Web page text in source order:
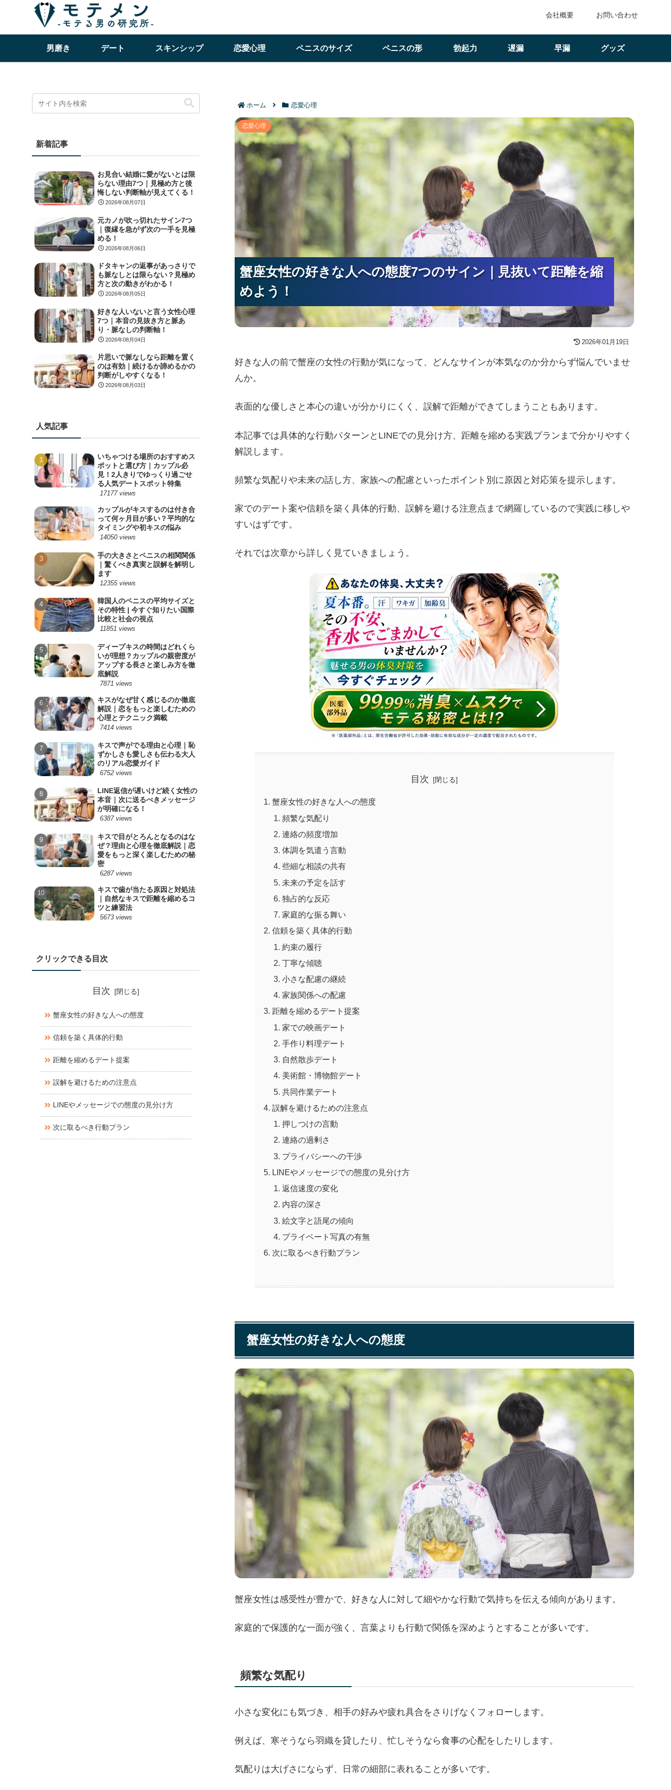
会社概要 お問い合わせ
男磨き デート スキンシップ 恋愛心理 ペニスのサイズ ペニスの形 勃起力 遅漏 早漏 グッズ
ホーム 恋愛心理
蟹座女性の好きな人への態度7つのサイン｜見抜いて距離を縮めよう！
蟹座女性の好きな人への態度7つのサイン｜見抜いて距離を縮
めよう！
蟹座女性の好きな人への態度7つのサイン｜見抜いて距離を縮
めよう！
蟹座女性の好きな人への態度7つのサイン｜見抜いて距離を縮
めよう！
恋愛心理
2026年01月19日
好きな人の前で蟹座の女性の行動が気になって、どんなサインが本気なのか分からず悩んでいませ
んか。
表面的な優しさと本心の違いが分かりにくく、誤解で距離ができてしまうこともあります。
本記事では具体的な行動パターンとLINEでの見分け方、距離を縮める実践プランまで分かりやすく
解説します。
頻繁な気配りや未来の話し方、家族への配慮といったポイント別に原因と対応策を提示します。
家でのデート案や信頼を築く具体的行動、誤解を避ける注意点まで網羅しているので実践に移しや
すいはずです。
それでは次章から詳しく見ていきましょう。
目次
蟹座女性の好きな人への態度
頻繁な気配り
連絡の頻度増加
体調を気遣う言動
些細な相談の共有
未来の予定を話す
独占的な反応
家庭的な振る舞い
信頼を築く具体的行動
約束の履行
丁寧な傾聴
小さな配慮の継続
家族関係への配慮
距離を縮めるデート提案
家での映画デート
手作り料理デート
自然散歩デート
美術館・博物館デート
共同作業デート
誤解を避けるための注意点
押しつけの言動
連絡の過剰さ
プライバシーへの干渉
LINEやメッセージでの態度の見分け方
返信速度の変化
内容の深さ
絵文字と語尾の傾向
プライベート写真の有無
次に取るべき行動プラン
蟹座女性の好きな人への態度
蟹座女性は感受性が豊かで、好きな人に対して細やかな行動で気持ちを伝える傾向があります。
家庭的で保護的な一面が強く、言葉よりも行動で関係を深めようとすることが多いです。
頻繁な気配り
小さな変化にも気づき、相手の好みや疲れ具合をさりげなくフォローします。
例えば、寒そうなら羽織を貸したり、忙しそうなら食事の心配をしたりします。
気配りは大げさにならず、日常の細部に表れることが多いです。
新着記事
お見合い結婚に愛がないとは限
らない理由7つ｜見極め方と後
悔しない判断軸が見えてくる！
2026年08月07日
元カノが吹っ切れたサイン7つ
｜復縁を急がず次の一手を見極
める！
2026年08月06日
ドタキャンの返事があっさりで
も脈なしとは限らない？見極め
方と次の動きがわかる！
2026年08月05日
好きな人いないと言う女性心理
7つ｜本音の見抜き方と脈あ
り・脈なしの判断軸！
2026年08月04日
片思いで脈なしなら距離を置く
のは有効｜続けるか諦めるかの
判断がしやすくなる！
2026年08月03日
人気記事
いちゃつける場所のおすすめス
ポットと選び方｜カップル必
見！2人きりでゆっくり過ごせ
る人気デートスポット特集
17177 views
カップルがキスするのは付き合
って何ヶ月目が多い？平均的な
タイミングや初キスの悩み
14050 views
手の大きさとペニスの相関関係
｜驚くべき真実と誤解を解明し
ます
12355 views
韓国人のペニスの平均サイズと
その特性 | 今すぐ知りたい国際
比較と社会の視点
11851 views
ディープキスの時間はどれくら
いが理想？カップルの親密度が
アップする長さと楽しみ方を徹
底解説
7871 views
キスがなぜ甘く感じるのか徹底
解説｜恋をもっと楽しむための
心理とテクニック満載
7414 views
キスで声がでる理由と心理｜恥
ずかしさも愛しさも伝わる大人
のリアル恋愛ガイド
6752 views
LINE返信が遅いけど続く女性の
本音｜次に送るべきメッセージ
が明確になる！
6387 views
キスで目がとろんとなるのはな
ぜ？理由と心理を徹底解説｜恋
愛をもっと深く楽しむための秘
密
6287 views
キスで歯が当たる原因と対処法
｜自然なキスで距離を縮めるコ
ツと練習法
5673 views
クリックできる目次
目次
蟹座女性の好きな人への態度
信頼を築く具体的行動
距離を縮めるデート提案
誤解を避けるための注意点
LINEやメッセージでの態度の見分け方
次に取るべき行動プラン